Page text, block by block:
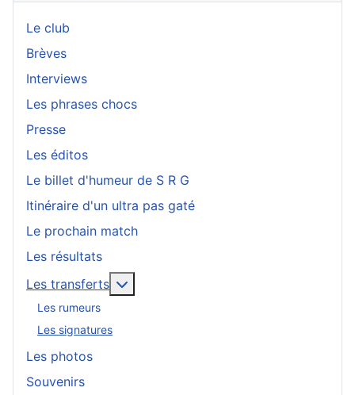
Le club
Brèves
Interviews
Les phrases chocs
Presse
Les éditos
Le billet d'humeur de S R G
Itinéraire d'un ultra pas gaté
Le prochain match
Les résultats
Les transferts
Les rumeurs
Les signatures
Les photos
Souvenirs